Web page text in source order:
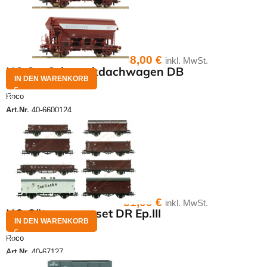
HO Set Schwenkdachwagen DB
Roco
Art.Nr. 40-6600124
88,00€ inkl. MwSt.
IN DEN WARENKORB
HO Güterwagenset DR Ep.III
Roco
Art.Nr. 40-67127
81,00€ inkl. MwSt.
IN DEN WARENKORB